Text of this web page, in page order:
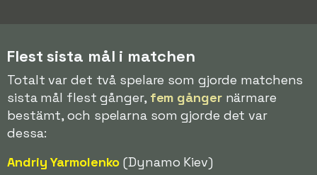
Flest sista mål i matchen
Totalt var det två spelare som gjorde matchens
sista mål flest gånger, fem gångernärmare
bestämt, och spelarna som gjorde det var
dessa:
Andriy Yarmolenko (Dynamo Kiev)